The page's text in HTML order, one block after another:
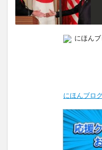
にほんブロ